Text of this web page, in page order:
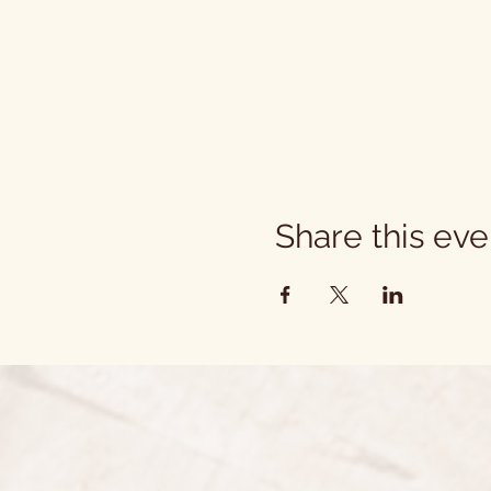
Share this